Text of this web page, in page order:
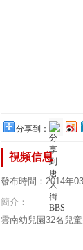
分享到：
視頻信息
發布時間：2014年
簡介：
雲南幼兒園32名兒